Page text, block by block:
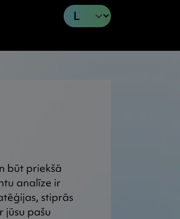
būt priekšā
analīze ir
stiprās
jūsu pašu